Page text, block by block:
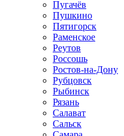
Пугачёв
Пушкино
Пятигорск
Раменское
Реутов
Россошь
Ростов-на-Дону
Рубцовск
Рыбинск
Рязань
Салават
Сальск